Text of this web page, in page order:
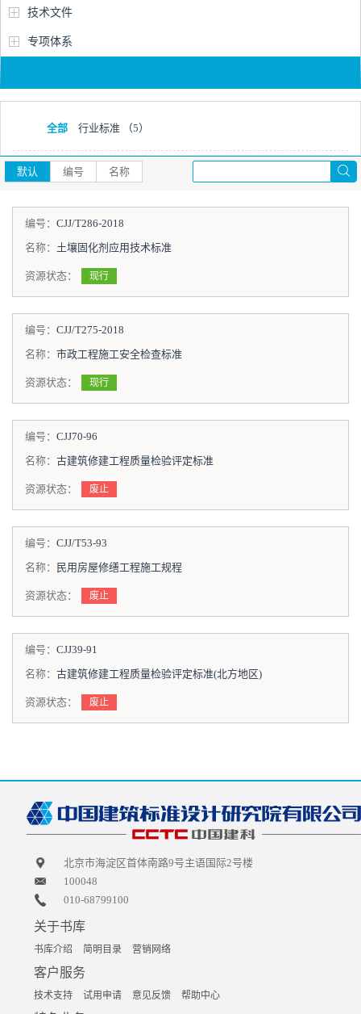
技术文件
专项体系
全部 行业标准 （5）
默认 编号 名称
编号： CJJ/T286-2018
名称： 土壤固化剂应用技术标准
资源状态： 现行
编号： CJJ/T275-2018
名称： 市政工程施工安全检查标准
资源状态： 现行
编号： CJJ70-96
名称： 古建筑修建工程质量检验评定标准
资源状态： 废止
编号： CJJ/T53-93
名称：
民用房屋修缮工程施工规程
资源状态： 废止
编号： CJJ39-91
名称： 古建筑修建工程质量检验评定标准(北方地区)
资源状态： 废止
北京市海淀区首体南路9号主语国际2号楼
100048
010-68799100
关于书库
书库介绍 简明目录 营销网络
客户服务
技术支持 试用申请 意见反馈 帮助中心